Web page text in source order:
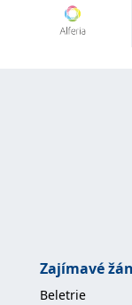
Zajímavé
Beletrie